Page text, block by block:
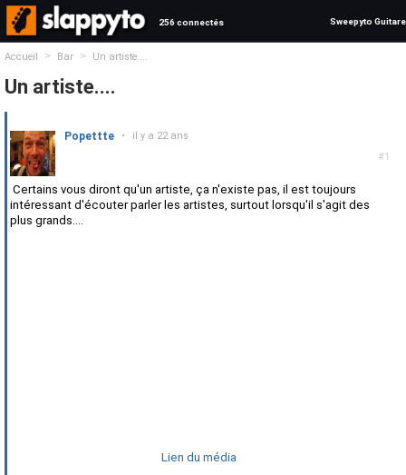
256 connectés Sweepyto Guitare
Accueil > Bar > Un artiste....
Un artiste....
#1
Popettte • il y a 22 ans
Certains vous diront qu'un artiste, ça n'existe pas, il est toujours
intéressant d'écouter parler les artistes, surtout lorsqu'il s'agit des
plus grands....
Lien du média